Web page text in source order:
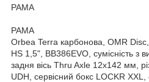
РАМА
РАМА
Orbea Terra карбонова, OMR Disc,
HS 1,5", BB386EVO, сумісність з
задня вісь Thru Axle 12x142 мм,
UDH, сервісний бокс LOCKR XXL,